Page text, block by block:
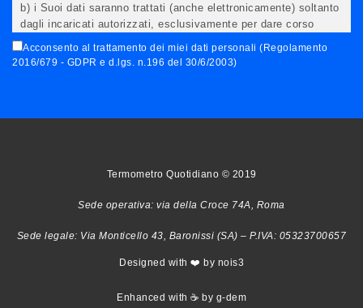
b) i Suoi dati saranno trattati (anche elettronicamente) soltanto
dagli incaricati autorizzati, esclusivamente per dare corso
all'invio della newsletter e per l'invio (anche via email) di
informazioni relative alle iniziative del Titolare;
responsabile per conoscere i Suoi dati, verificare le modalità
all'invio di materiale. Preso atto di quanto precede, acconsento
Acconsento al trattamento dei miei dati personali (Regolamento
2016/679 - GDPR e d.lgs. n.196 del 30/6/2003)
Termometro Quotidiano © 2019
Sede operativa: via della Croce 74A, Roma
Sede legale: Via Monticello 43, Baronissi (SA) – P.IVA: 05323700657
Designed with ❤️ by nois3
Enhanced with ☕ by g-dem